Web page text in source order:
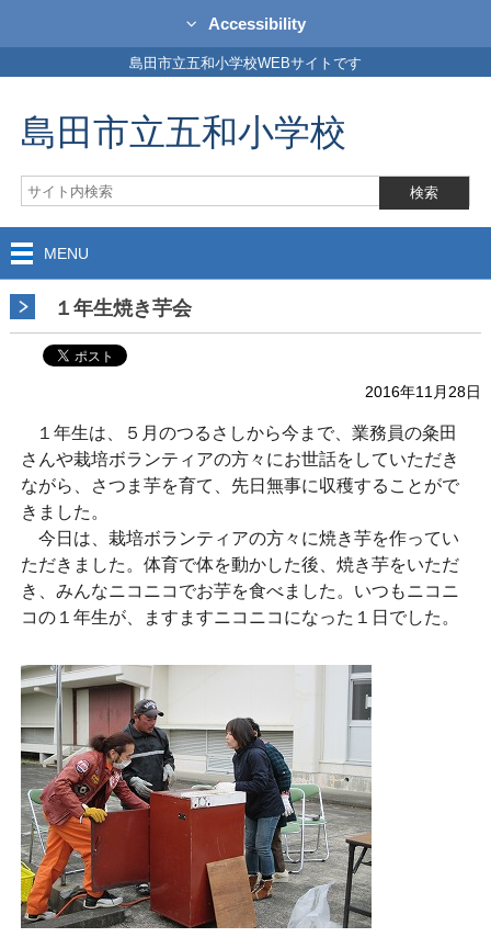
Accessibility
島田市立五和小学校WEBサイトです
島田市立五和小学校
MENU
１年生焼き芋会
2016年11月28日
１年生は、５月のつるさしから今まで、業務員の粂田
さんや栽培ボランティアの方々にお世話をしていただき
ながら、さつま芋を育て、先日無事に収穫することがで
きました。
今日は、栽培ボランティアの方々に焼き芋を作ってい
ただきました。体育で体を動かした後、焼き芋をいただ
き、みんなニコニコでお芋を食べました。いつもニコニ
コの１年生が、ますますニコニコになった１日でした。